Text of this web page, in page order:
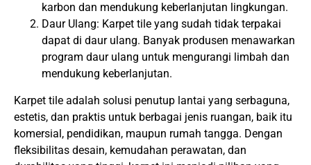
karbon dan mendukung keberlanjutan lingkungan.
Daur Ulang: Karpet tile yang sudah tidak terpakai
dapat di daur ulang. Banyak produsen menawarkan
program daur ulang untuk mengurangi limbah dan
mendukung keberlanjutan.
Karpet tile adalah solusi penutup lantai yang serbaguna,
estetis, dan praktis untuk berbagai jenis ruangan, baik itu
komersial, pendidikan, maupun rumah tangga. Dengan
fleksibilitas desain, kemudahan perawatan, dan